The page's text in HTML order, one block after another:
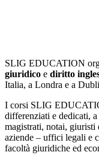
SLIG EDUCATION
giuridico e diritto
Italia, a Londra e a
I corsi SLIG
differenziati e dedicati,
magistrati, notai, giuristi
aziende – uffici legali e
facoltà giuridiche ed